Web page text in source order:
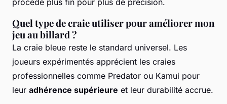
procédé plus fin pour plus de précision.
Quel type de craie utiliser pour améliorer mon
jeu au billard ?
La craie bleue reste le standard universel. Les
joueurs expérimentés apprécient les craies
professionnelles comme Predator ou Kamui pour
leur adhérence supérieure et leur durabilité accrue.